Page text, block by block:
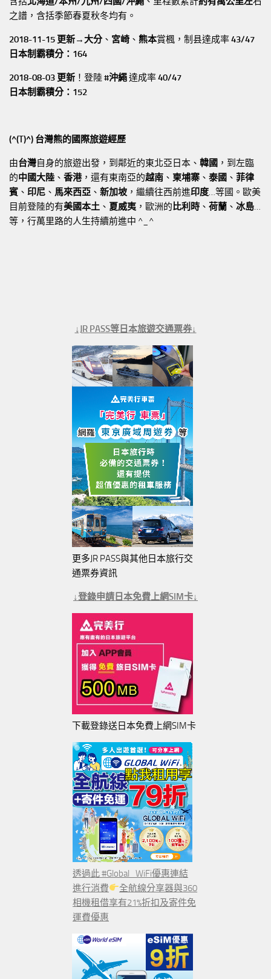
之譜，含括季節春夏秋冬均有。
2018-11-15 更新→ 大分、 宮崎 、 熊本賞楓，制县達成率43/47
日本制霸積分：164
2018-08-03 更新 ！登陸#沖繩達成率40/47
日本制霸積分：152
(^(T)^) 台灣熊的國際旅遊經歷
由台灣自身的旅遊出發，到鄰近的東北亞日本、 韓國 ，到左臨
的中國大陸 、 香港，還有東南亞的越南 、 柬埔寨 、 泰國 、 菲律
賓 、 印尼 、 馬來西亞 、 新加坡 ，繼續往西前進印度…等國。歐美
目前登陸的有美國本土 、 夏威夷 ，歐洲的比利時 、 荷蘭 、 冰島…
等，行萬里路的人生持續前進中 ^_^
↓JR PASS等日本旅遊交通票券↓
更多JR PASS與其他日本旅行交
通票券資訊
↓登錄申請日本免費上網SIM卡↓
下載登錄送日本免費上網SIM卡
透過此 #Global_WiFi優惠連結
進行消費
全航線分享器與360
相機租借享有21%折扣及寄件免
運費優惠